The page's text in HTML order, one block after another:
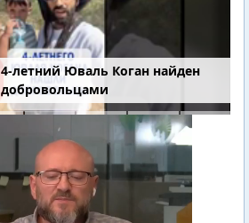
4-летний Юваль Коган найден
добровольцами